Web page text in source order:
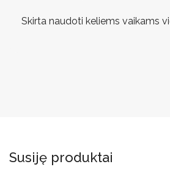
Skirta naudoti keliems vaikams
Susiję produktai